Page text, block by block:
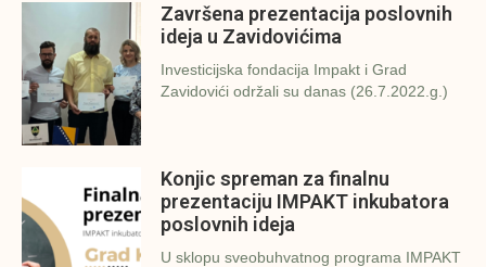
Završena prezentacija poslovnih
ideja u Zavidovićima
Investicijska fondacija Impakt i Grad
Zavidovići održali su danas (26.7.2022.g.)
Konjic spreman za finalnu
prezentaciju IMPAKT inkubatora
poslovnih ideja
U sklopu sveobuhvatnog programa IMPAKT